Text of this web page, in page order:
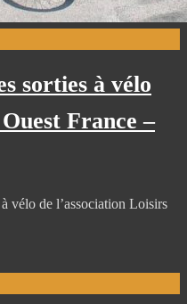
sorties à vélo
France –
vélo de l’association Loisirs